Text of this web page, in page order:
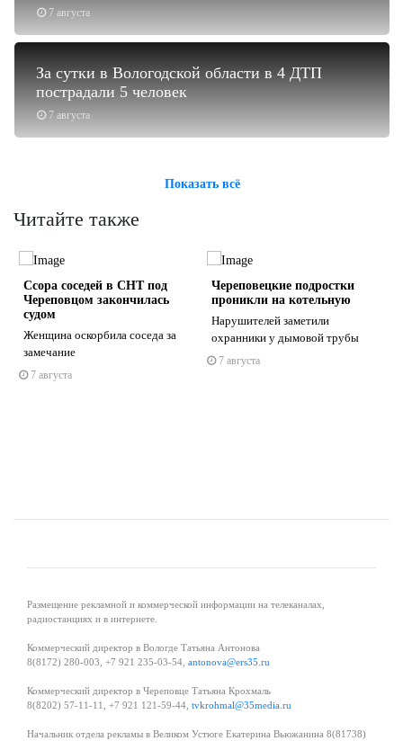
7 августа
7 августа
За сутки в Вологодской области в 4 ДТП
пострадали 5 человек
Показать всё
Читайте также
Ссора соседей в СНТ под
Череповцом закончилась
судом
Женщина оскорбила соседа за
замечание
7 августа
Череповецкие подростки
проникли на котельную
Нарушителей заметили
охранники у дымовой трубы
7 августа
Размещение рекламной и коммерческой информации на телеканалах,
радиостанциях и в интернете.
Коммерческий директор в Вологде Татьяна Антонова
8(8172) 280-003, +7 921 235-03-54, antonova@ers35.ru
Коммерческий директор в Череповце Татьяна Крохмаль
8(8202) 57-11-11, +7 921 121-59-44, tvkrohmal@35media.ru
Начальник отдела рекламы в Великом Устюге Екатерина Вьюжанина 8(81738)